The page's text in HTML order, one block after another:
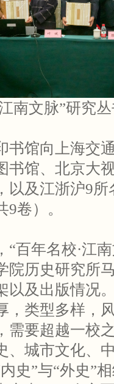
南文脉”研究
书馆向上海交
书馆、北京大
以及江浙沪9
卷）。
“百年名校·江
院历史研究所
以及出版情况
，类型多样，
需要超越一校
、城市文化、
史”与“外史”